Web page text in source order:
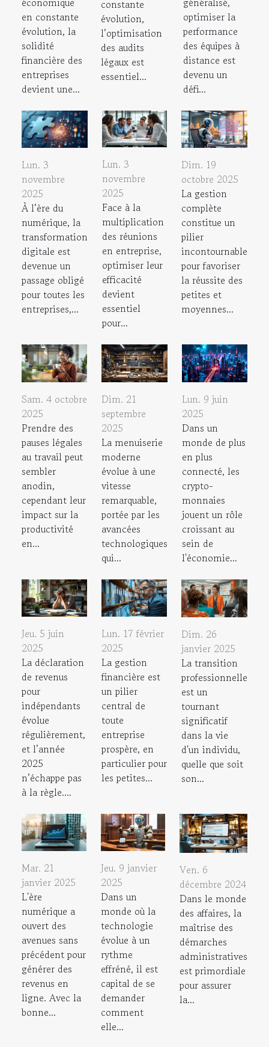
en constante
évolution, la
solidité
financière des
entreprises
devient une...
constante
évolution,
l’optimisation
des audits
légaux est
essentiel...
optimiser la
performance
des équipes à
distance est
devenu un
défi...
Lun. 3
novembre
2025
À l’ère du
numérique, la
transformation
digitale est
devenue un
passage obligé
pour toutes les
entreprises,...
Lun. 3
novembre
2025
Face à la
multiplication
des réunions
en entreprise,
optimiser leur
efficacité
devient
essentiel
pour...
Dim. 19
octobre 2025
La gestion
complète
constitue un
pilier
incontournable
pour favoriser
la réussite des
petites et
moyennes...
Sam. 4 octobre
2025
Prendre des
pauses légales
au travail peut
sembler
anodin,
cependant leur
impact sur la
productivité
en...
Dim. 21
septembre
2025
La menuiserie
moderne
évolue à une
vitesse
remarquable,
portée par les
avancées
technologiques
qui...
Lun. 9 juin
2025
Dans un
monde de plus
en plus
connecté, les
crypto-
monnaies
jouent un rôle
croissant au
sein de
l'économie...
Jeu. 5 juin
2025
La déclaration
de revenus
pour
indépendants
évolue
régulièrement,
et l’année
2025
n’échappe pas
à la règle....
Lun. 17 février
2025
La gestion
financière est
un pilier
central de
toute
entreprise
prospère, en
particulier pour
les petites...
Dim. 26
janvier 2025
La transition
professionnelle
est un
tournant
significatif
dans la vie
d'un individu,
quelle que soit
son...
Mar. 21
janvier 2025
L'ère
numérique a
ouvert des
avenues sans
précédent pour
générer des
revenus en
ligne. Avec la
bonne...
Jeu. 9 janvier
2025
Dans un
monde où la
technologie
évolue à un
rythme
effréné, il est
capital de se
demander
comment
elle...
Ven. 6
décembre 2024
Dans le monde
des affaires, la
maîtrise des
démarches
administratives
est primordiale
pour assurer
la...